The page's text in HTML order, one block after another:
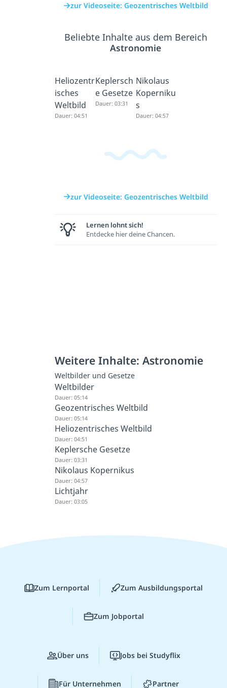
zur Videoseite: Geozentrisches Weltbild
Beliebte Inhalte aus dem Bereich
Astronomie
Heliozentr
isches
Weltbild
Dauer: 04:51
Keplersch
e Gesetze
Dauer: 03:31
Nikolaus
Koperniku
s
Dauer: 04:57
zur Videoseite: Geozentrisches Weltbild
Lernen lohnt sich!
Entdecke hier deine Chancen.
Weitere Inhalte: Astronomie
Weltbilder und Gesetze
Weltbilder
Dauer: 05:14
Geozentrisches Weltbild
Dauer: 05:14
Heliozentrisches Weltbild
Dauer: 04:51
Keplersche Gesetze
Dauer: 03:31
Nikolaus Kopernikus
Dauer: 04:57
Lichtjahr
Dauer: 03:05
Zum Lernportal Zum Ausbildungsportal
Zum Jobportal
Über uns Jobs bei Studyflix
Für Unternehmen Partner